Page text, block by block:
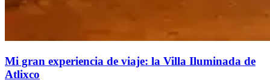
Mi gran experiencia de viaje: la Villa Iluminada de
Atlixco